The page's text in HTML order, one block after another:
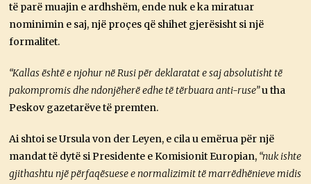
të parë muajin e ardhshëm, ende nuk e ka miratuar
nominimin e saj, një proçes që shihet gjerësisht si një
formalitet.
“Kallas është e njohur në Rusi për deklaratat e saj absolutisht të
pakompromis dhe ndonjëherë edhe të tërbuara anti-ruse”u tha
Peskov gazetarëve të premten.
Ai shtoi se Ursula von der Leyen, e cila u emërua për një
mandat të dytë si Presidente e Komisionit Europian, “nuk ishte
gjithashtu një përfaqësuese e normalizimit të marrëdhënieve midis